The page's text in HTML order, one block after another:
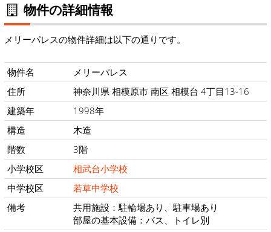
物件の詳細情報
メリーパレスの物件詳細は以下の通りです。
物件名
メリーパレス
住所
神奈川県 相模原市 南区 相模台 4丁目13-16
建築年
1998年
構造
木造
階数
3階
小学校区
相武台小学校
中学校区
若草中学校
備考
共用施設：駐輪場あり、駐車場あり
部屋の基本設備：バス、トイレ別